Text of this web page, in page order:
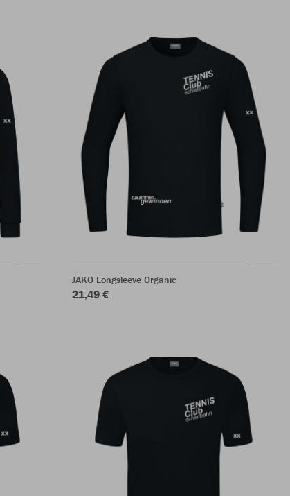
JAKO Longsleeve Organic
21,49 €